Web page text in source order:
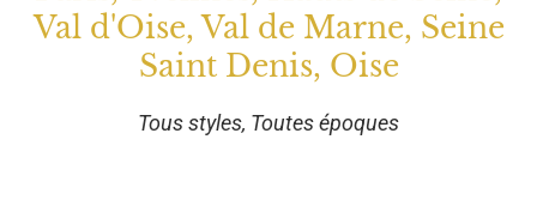
Val d'Oise, Val de Marne, Seine
Saint Denis, Oise
Tous styles, Toutes époques